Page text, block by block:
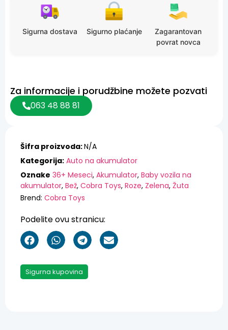
Šifra proizvoda:N/A
Kategorija: Auto na akumulator
Oznake 36+ Meseci, Akumulator, Baby vozila na
akumulator, Bež, Cobra Toys, Roze, Zelena, Žuta
Brend: Cobra Toys
Podelite ovu stranicu:
Sigurna kupovina
Sigurna dostava Sigurno plaćanje
Zagarantovan
povrat novca
Za informacije i porudžbine možete pozvati
063 48 88 81